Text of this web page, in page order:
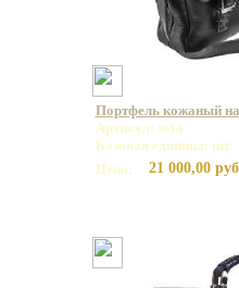
Портфель кожаный на
Артикул: ss34
Базовая единица: шт
Цена:
21 000,00